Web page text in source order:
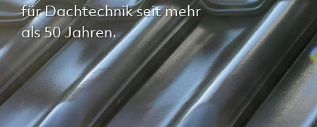
für Dachtechnik seit mehr
als 50 Jahren.